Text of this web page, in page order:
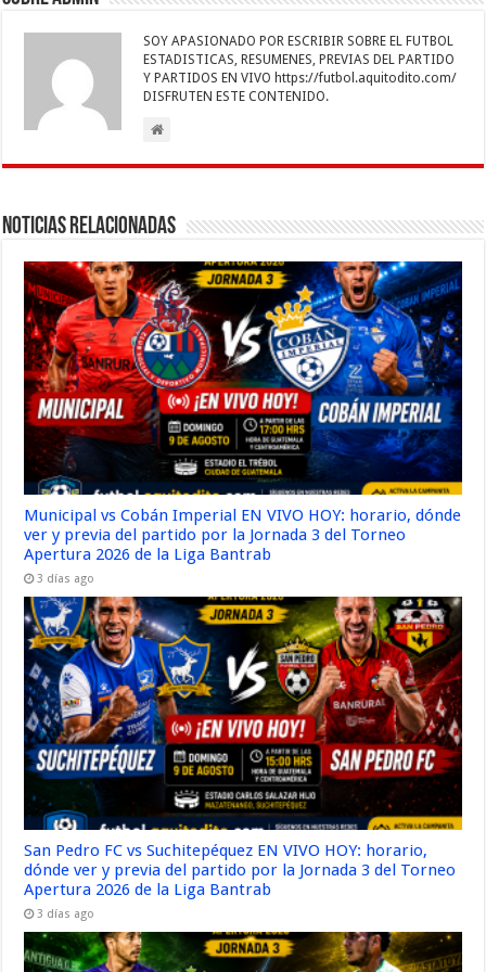
o
o
k
p
p
dI
n
g
er
a
m
ar
ti
SOY APASIONADO POR ESCRIBIR SOBRE EL FUTBOL
ESTADISTICAS, RESUMENES, PREVIAS DEL PARTIDO
Y PARTIDOS EN VIVO https://futbol.aquitodito.com/
DISFRUTEN ESTE CONTENIDO.
Noticias Relacionadas
Municipal vs Cobán Imperial EN VIVO HOY: horario, dónde
ver y previa del partido por la Jornada 3 del Torneo
Apertura 2026 de la Liga Bantrab
3 días ago
San Pedro FC vs Suchitepéquez EN VIVO HOY: horario,
dónde ver y previa del partido por la Jornada 3 del Torneo
Apertura 2026 de la Liga Bantrab
3 días ago